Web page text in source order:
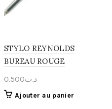
STYLO REYNOLDS
BUREAU ROUGE
د.ت0.500
Ajouter au panier